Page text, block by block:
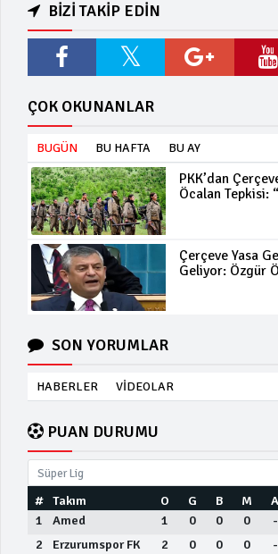
BİZİ TAKİP EDİN
ÇOK OKUNANLAR
BUGÜN BU HAFTA BU AY
PKK’dan
Öcalan Tepkisi:
Çerçeve Yasa
Geliyor: Özgür
SON YORUMLAR
HABERLER VİDEOLAR
PUAN DURUMU
Süper Lig
# Takım O G B M A
1
Amed 1 0 0 0 -
2
Erzurumspor FK 2 0 0 0 -